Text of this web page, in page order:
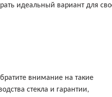
идеальный вариант для
внимание на такие
стекла и гарантии,